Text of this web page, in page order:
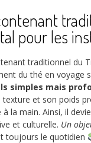
pour les
traditionnel du
du thé en voyage
simples mais
texture et son poids
la main. Ainsi, il
et culturelle. Un
toujours le quotidien